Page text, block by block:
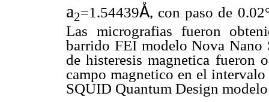
a2=1.54439Å, con paso de
Las micrografias fueron
barrido FEI modelo Nova Nano
de histeresis magnetica fueron
campo magnetico en el
SQUID Quantum Design